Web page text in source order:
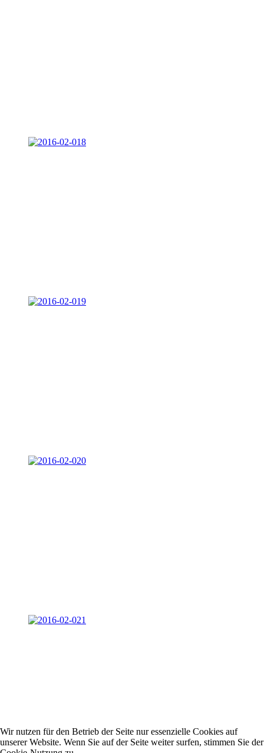
Wir nutzen für den Betrieb der Seite nur essenzielle Cookies auf
unserer Website. Wenn Sie auf der Seite weiter surfen, stimmen Sie der